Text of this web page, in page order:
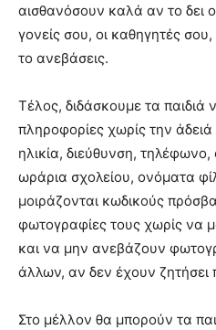
αισθανόσουν καλά αν το δει ο
γονείς σου, οι καθηγητές
το ανεβάσεις.
Τέλος, διδάσκουμε τα παιδιά
πληροφορίες χωρίς την
ηλικία, διεύθυνση, τηλέφωνο,
ωράρια σχολείου, ονόματα
μοιράζονται κωδικούς
φωτογραφίες τους χωρίς να
και να μην ανεβάζουν
άλλων, αν δεν έχουν ζητήσει
Στο μέλλον θα μπορούν τα